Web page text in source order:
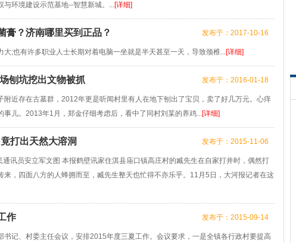
与环境建设示范基地--智慧新城。...[详细]
膏？济南哪里买到正品？ 发布于：2017-10-16
;也有许多职业人士长期对着电脑一坐就是半天甚至一天，导致颈椎...[详细]
刨坑挖出文物被抓 发布于：2016-01-18
附近存在古墓群，2012年更是听闻村里有人在地下刨出了宝贝，卖了好几万元。心痒
事儿。2013年1月，郑金仔细考虑后，看中了同村刘某的养鸡...[详细]
打出天然大溶洞 发布于：2015-11-06
讯员安立军文图 本报鹤壁讯家住淇县庙口镇高庄村的臧先生在自家打井时，偶然打
来，四面八方的人蜂拥而至，臧先生整天也忙得不亦乐乎。11月5日，大河报记者在这
作 发布于：2015-09-14
书记、村委主任会议，安排2015年度三夏工作。会议要求，一是全镇各行政村要提高